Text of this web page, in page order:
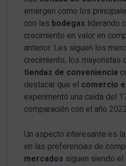
emergen como los
con las bodegas liderando
crecimiento en valor en
anterior. Les siguen los
crecimiento, los mayoristas
tiendas de conveniencia
destacar que el comercio
experimentó una caída del
comparación con el año
Un aspecto interesante es
en las preferencias de
mercados siguen siendo